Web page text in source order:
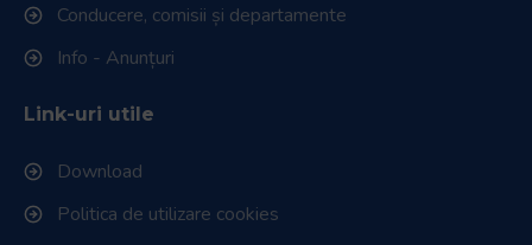
Conducere, comisii și departamente
Info - Anunțuri
Link-uri utile
Download
Politica de utilizare cookies